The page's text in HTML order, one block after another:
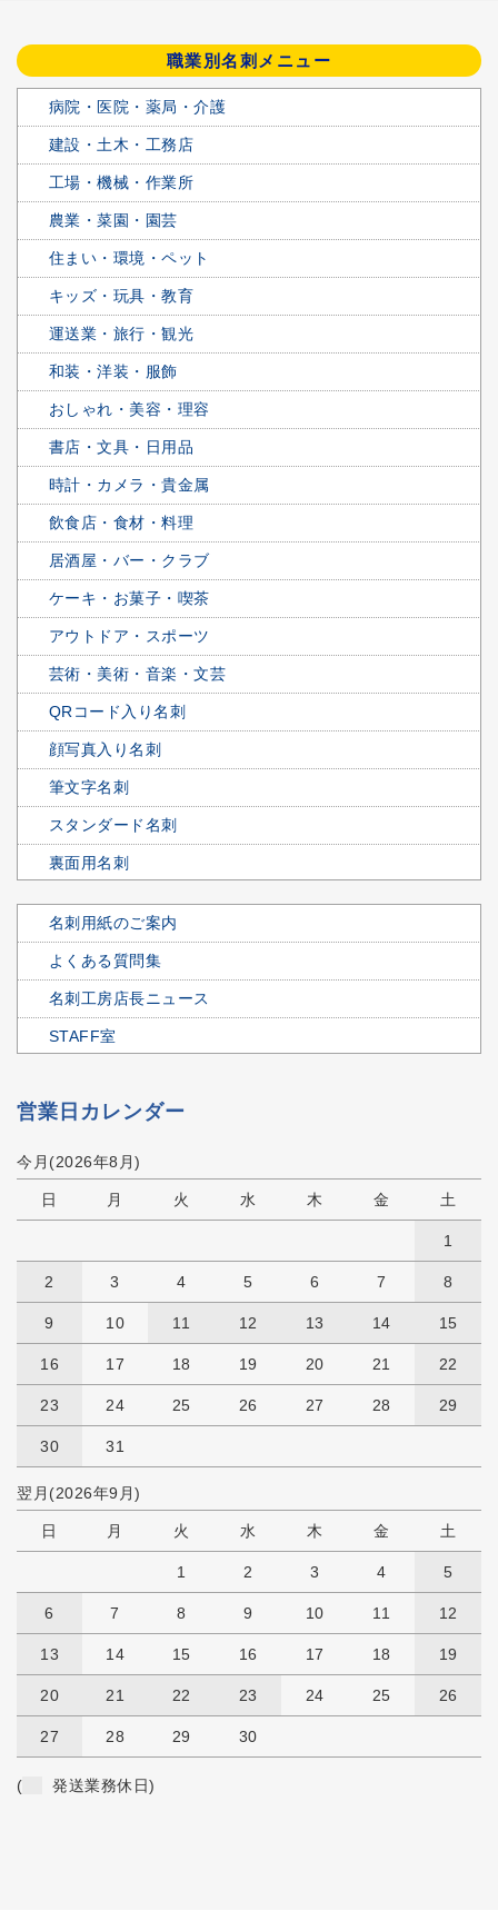
職業別名刺メニュー
病院・医院・薬局・介護
建設・土木・工務店
工場・機械・作業所
農業・菜園・園芸
住まい・環境・ペット
キッズ・玩具・教育
運送業・旅行・観光
和装・洋装・服飾
おしゃれ・美容・理容
書店・文具・日用品
時計・カメラ・貴金属
飲食店・食材・料理
居酒屋・バー・クラブ
ケーキ・お菓子・喫茶
アウトドア・スポーツ
芸術・美術・音楽・文芸
QRコード入り名刺
顔写真入り名刺
筆文字名刺
スタンダード名刺
裏面用名刺
名刺用紙のご案内
よくある質問集
名刺工房店長ニュース
STAFF室
営業日カレンダー
今月(2026年8月)
日 月 火 水 木 金 土
1
2 3 4 5 6 7 8
9 10 11 12 13 14 15
16 17 18 19 20 21 22
23 24 25 26 27 28 29
30 31
翌月(2026年9月)
日 月 火 水 木 金 土
1 2 3 4 5
6 7 8 9 10 11 12
13 14 15 16 17 18 19
20 21 22 23 24 25 26
27 28 29 30
( 発送業務休日)